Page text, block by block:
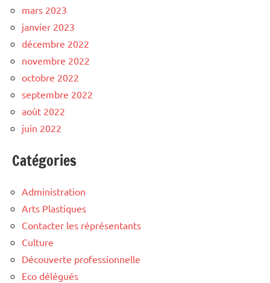
mars 2023
janvier 2023
décembre 2022
novembre 2022
octobre 2022
septembre 2022
août 2022
juin 2022
Catégories
Administration
Arts Plastiques
Contacter les réprésentants
Culture
Découverte professionnelle
Eco délégués